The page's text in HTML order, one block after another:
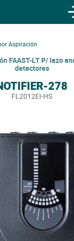
Aspiración
FAAST-LT P/ lazo
detectores
278
FL2012EI-HS